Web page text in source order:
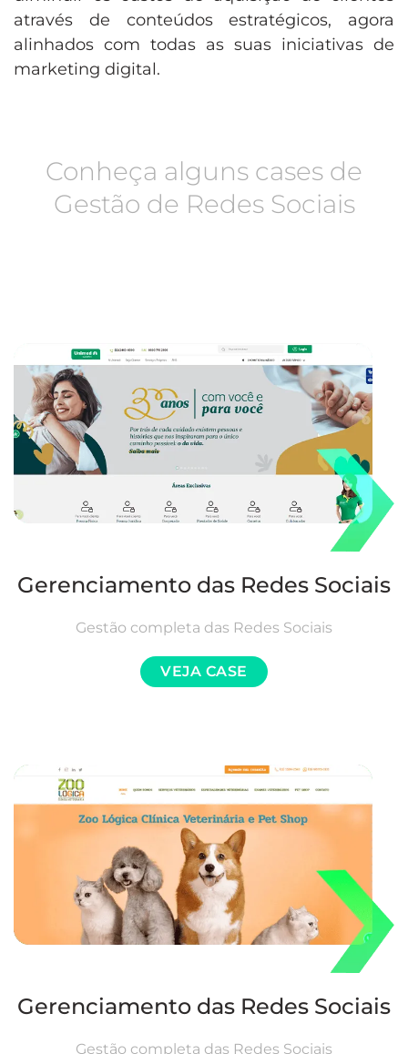
através de conteúdos estratégicos, agora
alinhados com todas as suas iniciativas de
marketing digital.
Conheça alguns cases de
Gestão de Redes Sociais
Gerenciamento das Redes Sociais
Gestão completa das Redes Sociais
VEJA CASE
Gerenciamento das Redes Sociais
Gestão completa das Redes Sociais